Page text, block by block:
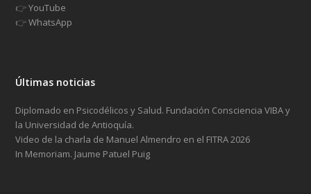
👉YouTube
👉WhatsApp
Últimas noticias
Diplomado en Psicodélicos y Salud. Fundación Consciencia VIBA y
la Universidad de Antioquía.
Video de la charla de Manuel Almendro en el FITRA 2026
In Memoriam. Jaume Patuel Puig